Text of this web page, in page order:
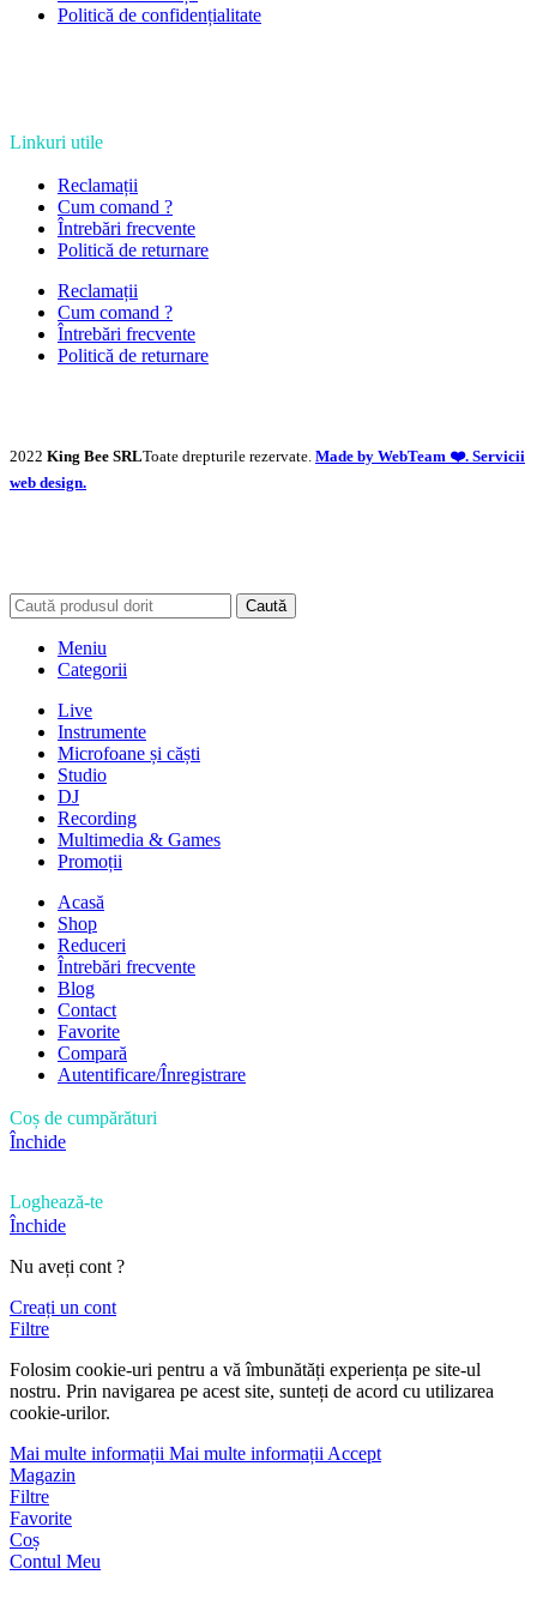
Politică de confidențialitate
Linkuri utile
Reclamații
Cum comand ?
Întrebări frecvente
Politică de returnare
Reclamații
Cum comand ?
Întrebări frecvente
Politică de returnare
2022 King Bee SRLToate drepturile rezervate. Made by WebTeam ❤️. Servicii
web design.
Caută
Meniu
Categorii
Live
Instrumente
Microfoane și căști
Studio
DJ
Recording
Multimedia & Games
Promoții
Acasă
Shop
Reduceri
Întrebări frecvente
Blog
Contact
Favorite
Compară
Autentificare/Înregistrare
Coș de cumpărături
Închide
Loghează-te
Închide
Nu aveți cont ?
Creați un cont
Filtre
Folosim cookie-uri pentru a vă îmbunătăți experiența pe site-ul
nostru. Prin navigarea pe acest site, sunteți de acord cu utilizarea
cookie-urilor.
Mai multe informații Mai multe informații Accept
Magazin
Filtre
Favorite
Coș
Contul Meu